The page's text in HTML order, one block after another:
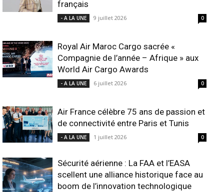
français
- A LA UNE 9 juillet 2026 0
Royal Air Maroc Cargo sacrée «
Compagnie de l’année – Afrique » aux
World Air Cargo Awards
- A LA UNE 6 juillet 2026 0
Air France célèbre 75 ans de passion et
de connectivité entre Paris et Tunis
- A LA UNE 1 juillet 2026 0
Sécurité aérienne : La FAA et l’EASA
scellent une alliance historique face au
boom de l’innovation technologique